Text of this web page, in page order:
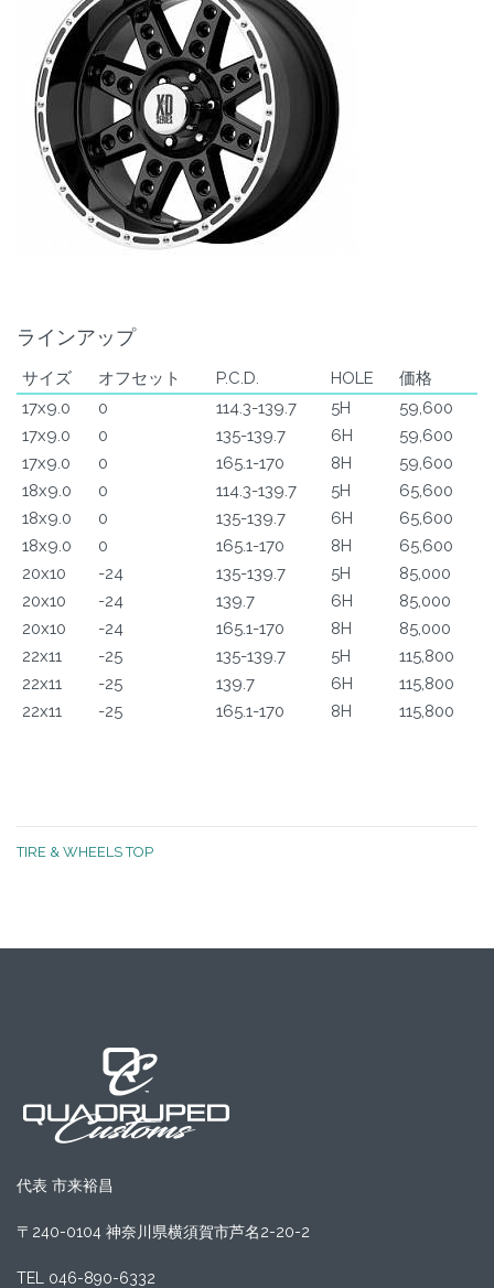
ラインアップ
サイズ オフセット P.C.D. HOLE
価格
17x9.0
0 114.3-139.7 5H
59,600
17x9.0
0 135-139.7 6H
59,600
17x9.0
0 165.1-170 8H
59,600
18x9.0
0 114.3-139.7 5H
65,600
18x9.0
0 135-139.7 6H
65,600
18x9.0
0 165.1-170 8H
65,600
20x10
-24 135-139.7 5H
85,000
20x10
-24 139.7 6H
85,000
20x10
-24 165.1-170 8H
85,000
22x11
-25 135-139.7 5H
115,800
22x11
-25 139.7 6H
115,800
22x11
-25 165.1-170 8H 115,800
TIRE & WHEELS TOP
代表 市来裕昌
〒240-0104 神奈川県横須賀市芦名2-20-2
TEL 046-890-6332